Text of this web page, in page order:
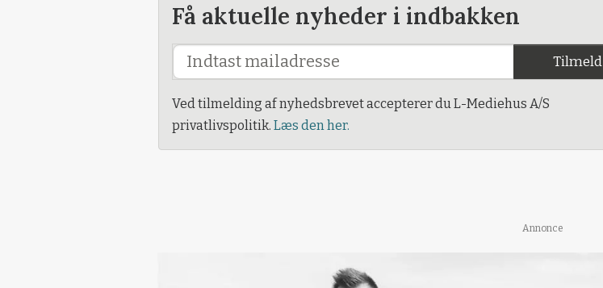
Få aktuelle nyheder i indbakken
Tilmeld
Ved tilmelding af nyhedsbrevet accepterer du L-Mediehus A/S
privatlivspolitik. Læs den her.
Annonce